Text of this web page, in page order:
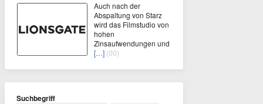
Auch nach der
Abspaltung von Starz
wird das Filmstudio von
hohen
Zinsaufwendungen und
[…] (00)
Suchbegriff